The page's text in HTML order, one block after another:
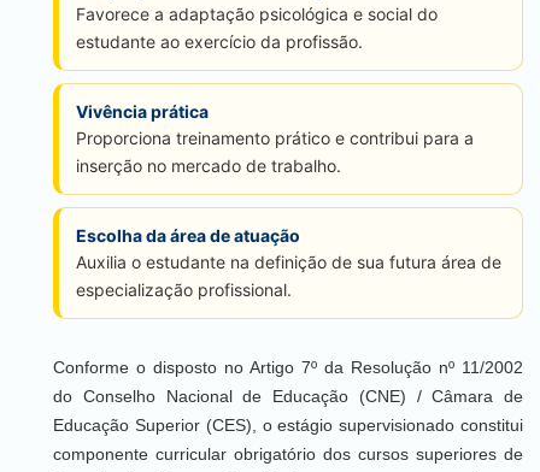
Favorece a adaptação psicológica e social do
estudante ao exercício da profissão.
Vivência prática
Proporciona treinamento prático e contribui para a
inserção no mercado de trabalho.
Escolha da área de atuação
Auxilia o estudante na definição de sua futura área de
especialização profissional.
Conforme o disposto no Artigo 7º da Resolução nº 11/2002
do Conselho Nacional de Educação (CNE) / Câmara de
Educação Superior (CES), o estágio supervisionado constitui
componente curricular obrigatório dos cursos superiores de